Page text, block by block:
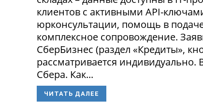
клиентов с активными API-
юрконсультации, помощь в
комплексное сопровождение.
СберБизнес (раздел «Кредиты»,
рассматривается
Сбера. Как...
ЧИТАТЬ ДАЛЕЕ